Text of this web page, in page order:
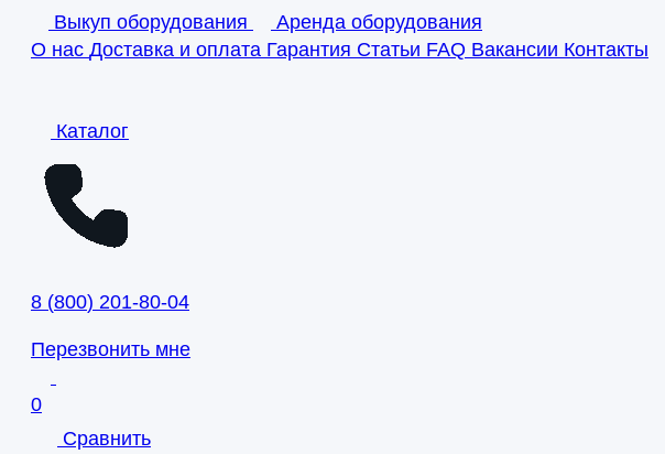
Выкуп оборудования
Аренда оборудования
О нас Доставка и оплата Гарантия Статьи FAQ Вакансии Контакты
Каталог
8 (800) 201-80-04
Перезвонить мне
0
Сравнить